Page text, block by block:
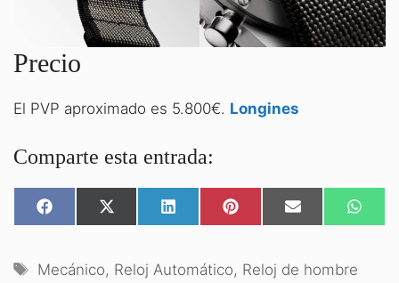
Precio
El PVP aproximado es 5.800€. Longines
Comparte esta entrada:
COMPARTIR
EN
COMPARTIR
EN
COMPARTIR
EN
COMPARTIR
EN
COMPARTIR
EN
EN
Etiquetas
Mecánico, Reloj Automático, Reloj de hombre